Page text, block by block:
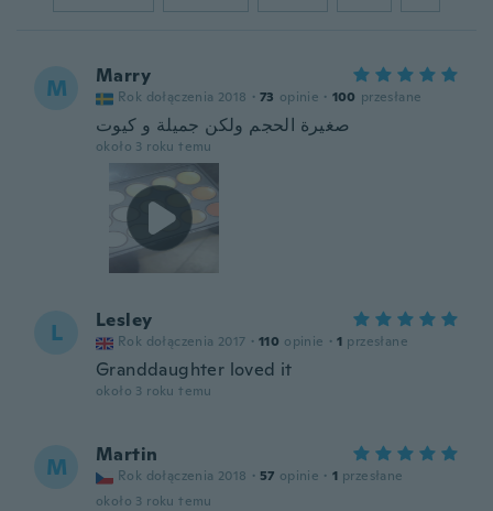
M Marry
Rok dołączenia 2018 · 73 opinie · 100 przesłane
صغيرة الحجم ولكن جميلة و كيوت
około 3 roku temu
L Lesley
Rok dołączenia 2017 · 110 opinie · 1 przesłane
Granddaughter loved it
około 3 roku temu
M Martin
Rok dołączenia 2018 · 57 opinie · 1 przesłane
około 3 roku temu